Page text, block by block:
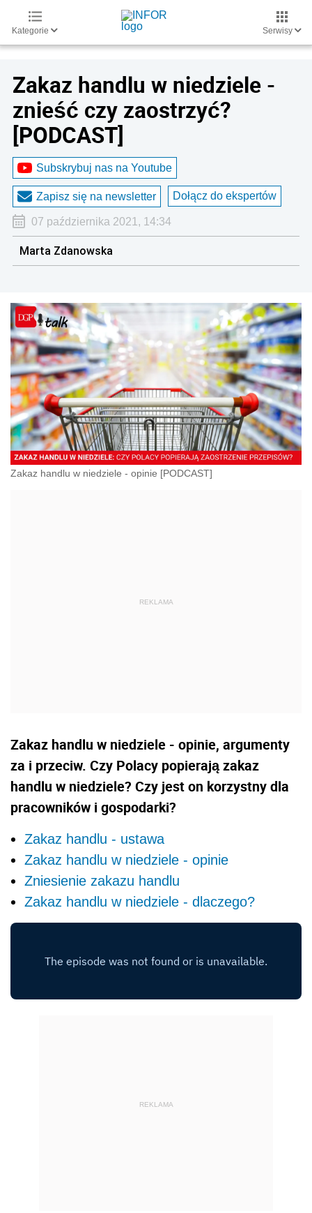
Kategorie Serwisy
Zakaz handlu w niedziele -
znieść czy zaostrzyć?
[PODCAST]
Subskrybuj nas na Youtube
Zapisz się na newsletter Dołącz do ekspertów
07 października 2021, 14:34
Marta Zdanowska
Zakaz handlu w niedziele - opinie [PODCAST]
Zakaz handlu w niedziele - opinie, argumenty
za i przeciw. Czy Polacy popierają zakaz
handlu w niedziele? Czy jest on korzystny dla
pracowników i gospodarki?
Zakaz handlu - ustawa
Zakaz handlu w niedziele - opinie
Zniesienie zakazu handlu
Zakaz handlu w niedziele - dlaczego?
REKLAMA